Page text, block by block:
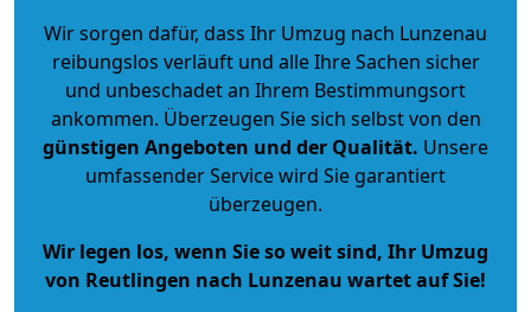
Wir sorgen dafür, dass Ihr Umzug nach Lunzenau
reibungslos verläuft und alle Ihre Sachen sicher
und unbeschadet an Ihrem Bestimmungsort
ankommen. Überzeugen Sie sich selbst von den
günstigen Angeboten und der Qualität. Unsere
umfassender Service wird Sie garantiert
überzeugen.
Wir legen los, wenn Sie so weit sind, Ihr Umzug
von Reutlingen nach Lunzenau wartet auf Sie!